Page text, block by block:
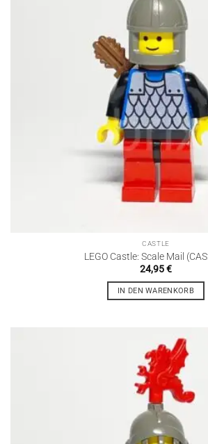
CASTLE
LEGO Castle: Scale Mail
24,95€
IN DEN WARENKORB